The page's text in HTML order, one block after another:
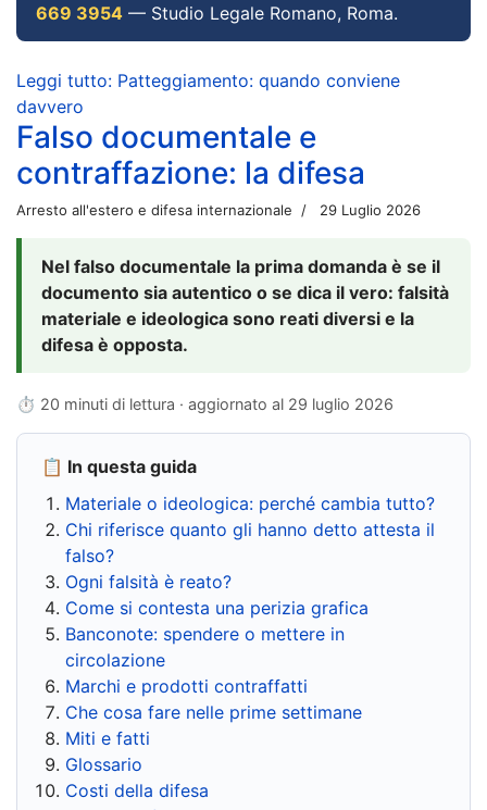
669 3954 — Studio Legale Romano, Roma.
Leggi tutto: Patteggiamento: quando conviene
davvero
Falso documentale e
contraffazione: la difesa
Arresto all'estero e difesa internazionale 29 Luglio 2026
Nel falso documentale la prima domanda è se il
documento sia autentico o se dica il vero: falsità
materiale e ideologica sono reati diversi e la
difesa è opposta.
⏱ 20 minuti di lettura · aggiornato al 29 luglio 2026
📋 In questa guida
Materiale o ideologica: perché cambia tutto?
Chi riferisce quanto gli hanno detto attesta il
falso?
Ogni falsità è reato?
Come si contesta una perizia grafica
Banconote: spendere o mettere in
circolazione
Marchi e prodotti contraffatti
Che cosa fare nelle prime settimane
Miti e fatti
Glossario
Costi della difesa